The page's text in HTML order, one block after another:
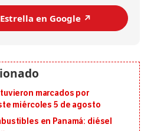
en Google ↗️
marcados por
miércoles 5 de agosto
en Panamá: diésel